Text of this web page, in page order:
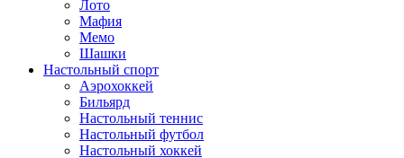
Лото
Мафия
Мемо
Шашки
Настольный спорт
Аэрохоккей
Бильярд
Настольный теннис
Настольный футбол
Настольный хоккей